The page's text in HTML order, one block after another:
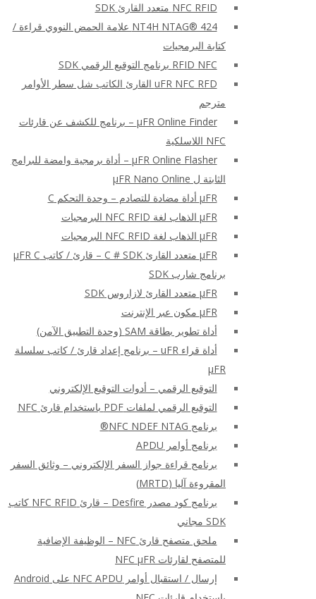
NFC RFID متعدد القارئ SDK
NT4H NTAG® 424 علامة الحمض النووي قراءة /
كتابة البرمجيات
RFID NFC برنامج التوقيع الرقمي SDK
uFR NFC RFD القارئ الكاتب شل سطر الأوامر
مترجم
μFR Online Finder – برنامج للكشف عن قارئات
NFC اللاسلكية
μFR Online Flasher – أداة برمجية وامضة للبرامج
الثابتة ل μFR Nano Online
μFR أداة مضادة للتصادم – وحدة التحكم C
μFR الذهاب لغة NFC RFID البرمجيات
μFR الذهاب لغة NFC RFID البرمجيات
μFR متعدد القارئ C # SDK – قارئ / كاتب μFR C
برنامج شارب SDK
μFR متعدد القارئ لازاروس SDK
μFR مكون عبر الإنترنت
أداة تطوير بطاقة SAM (وحدة التطبيق الآمن)
أداة قراء uFR – برنامج إعداد قارئ / كاتب سلسلة
μFR
التوقيع الرقمي – أدوات التوقيع الإلكتروني
التوقيع الرقمي لملفات PDF باستخدام قارئ NFC
برنامج NFC NDEF NTAG®
برنامج أوامر APDU
برنامج قراءة جواز السفر الإلكتروني – وثائق السفر
المقروءة آليا (MRTD)
برنامج كود مصدر Desfire – قارئ NFC RFID كاتب
SDK مجاني
ملحق متصفح قارئ NFC – الوظيفة الإضافية
للمتصفح لقارئات NFC μFR
إرسال / استقبال أوامر NFC APDU على Android